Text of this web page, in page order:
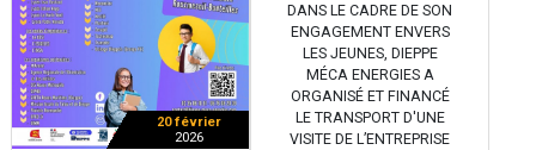
20 février
2026
DANS LE CADRE DE SON
ENGAGEMENT ENVERS
LES JEUNES, DIEPPE
MÉCA ENERGIES A
ORGANISÉ ET FINANCÉ
LE TRANSPORT D'UNE
VISITE DE L’ENTREPRISE